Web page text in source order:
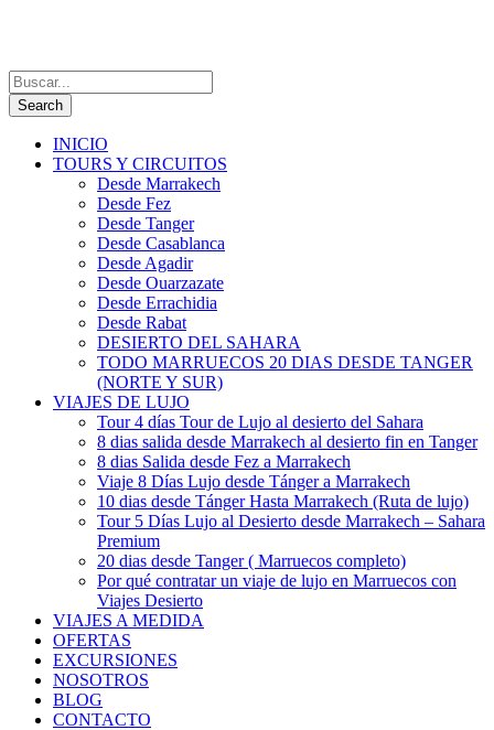
INICIO
TOURS Y CIRCUITOS
Desde Marrakech
Desde Fez
Desde Tanger
Desde Casablanca
Desde Agadir
Desde Ouarzazate
Desde Errachidia
Desde Rabat
DESIERTO DEL SAHARA
TODO MARRUECOS 20 DIAS DESDE TANGER
(NORTE Y SUR)
VIAJES DE LUJO
Tour 4 días Tour de Lujo al desierto del Sahara
8 dias salida desde Marrakech al desierto fin en Tanger
8 dias Salida desde Fez a Marrakech
Viaje 8 Días Lujo desde Tánger a Marrakech
10 dias desde Tánger Hasta Marrakech (Ruta de lujo)
Tour 5 Días Lujo al Desierto desde Marrakech – Sahara
Premium
20 dias desde Tanger ( Marruecos completo)
Por qué contratar un viaje de lujo en Marruecos con
Viajes Desierto
VIAJES A MEDIDA
OFERTAS
EXCURSIONES
NOSOTROS
BLOG
CONTACTO